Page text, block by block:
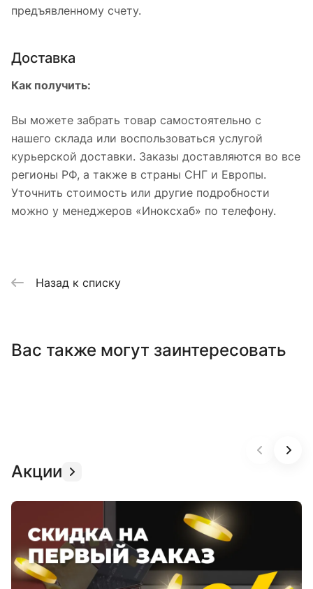
предъявленному счету.
Доставка
Как получить:
Вы можете забрать товар самостоятельно с
нашего склада или воспользоваться услугой
курьерской доставки. Заказы доставляются во все
регионы РФ, а также в страны СНГ и Европы.
Уточнить стоимость или другие подробности
можно у менеджеров «Иноксхаб» по телефону.
Назад к списку
Вас также могут заинтересовать
Акции